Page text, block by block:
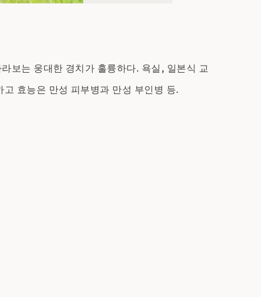
보는 웅대한 경치가 훌륭하다. 욕실, 일본식 교
효능은 만성 피부병과 만성 부인병 등.